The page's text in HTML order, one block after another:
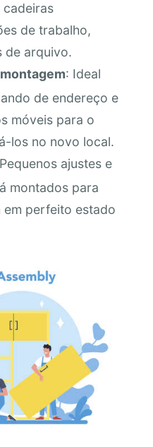
de trabalho,
de arquivo.
: Ideal
de endereço e
móveis para o
los no novo local.
ajustes e
montados para
em perfeito estado